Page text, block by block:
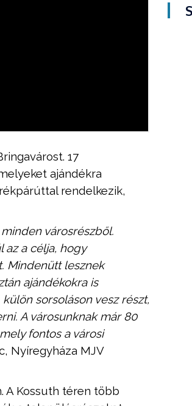
17
ajándékra
rendelkezik,
városrészből.
az a célja, hogy
Mindenütt lesznek
ajándékokra is
sorsoláson vesz részt,
A városunknak már 80
fontos a városi
Nyíregyháza MJV
A Kossuth téren több